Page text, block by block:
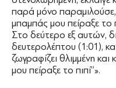
παρά μόνο παραμιλούσε,
μπαμπάς μου πείραξε το
Στο δεύτερο εξ αυτών,
δευτερολέπτου (1:01),
ζωγραφίζει θλιμμένη και
μου πείραξε το πιπί’’».